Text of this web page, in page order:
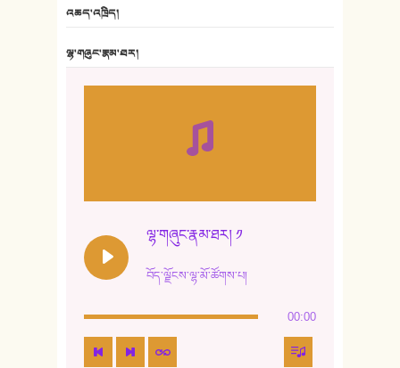
10. ཆང་གཞས། ༣
15. ཤམ་པ་ལ་ཡི་སྲས་མོ།
འཆད་འཁྲིད།
ལྷ་གཞུང་རྣམ་ཐར།
ལྷ་གཞུང་རྣམ་ཐར། ༡
བོད་ལྗོངས་ལྷ་མོ་ཚོགས་པ།
00:00